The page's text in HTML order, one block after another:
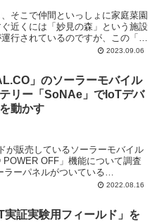
そこで仲間といっしょに家庭菜園
近くには「妙見の森」という施設
行されているのですが、この「妙
う発表がありました。この...2023.09.06
」のソーラーモバイル
リー「SoNAe」でIoTデバ
動かす
が販売しているソーラーモバイル
OFF」機能について調査
ラーパネルがついている
2022.08.16
実証実験用フィールド」を